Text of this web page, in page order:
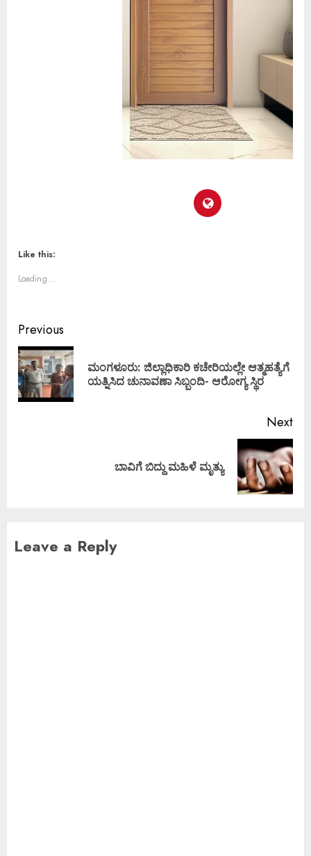
Like this:
Loading...
Previous
ಮಂಗಳೂರು: ಜಿಲ್ಲಾಧಿಕಾರಿ ಕಚೇರಿಯಲ್ಲೇ ಆತ್ಮಹತ್ಯೆಗೆ
ಯತ್ನಿಸಿದ ಚುನಾವಣಾ ಸಿಬ್ಬಂದಿ- ಆರೋಗ್ಯ ಸ್ಥಿರ
Next
ಬಾವಿಗೆ ಬಿದ್ದು ಮಹಿಳೆ ಮೃತ್ಯು
Leave a Reply